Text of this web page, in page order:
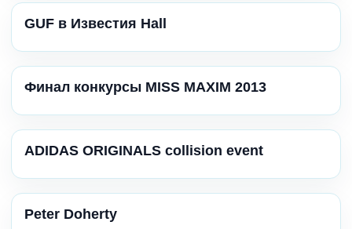
GUF в Известия Hall
Финал конкурсы MISS MAXIM 2013
ADIDAS ORIGINALS collision event
Peter Doherty